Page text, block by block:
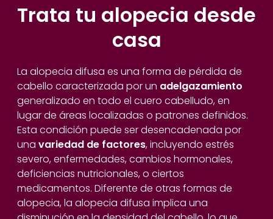
Trata tu alopecia desde
casa
La alopecia difusa es una forma de pérdida de
cabello caracterizada por un adelgazamiento
generalizado en todo el cuero cabelludo, en
lugar de áreas localizadas o patrones definidos.
Esta condición puede ser desencadenada por
una variedad de factores, incluyendo estrés
severo, enfermedades, cambios hormonales,
deficiencias nutricionales, o ciertos
medicamentos. Diferente de otras formas de
alopecia, la alopecia difusa implica una